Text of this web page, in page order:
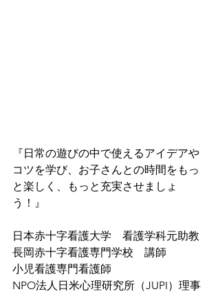
『日常の遊びの中で使えるアイデアや
コツを学び、お子さんとの時間をもっ
と楽しく、もっと充実させましょ
う！』
日本赤十字看護大学　看護学科元助教
長岡赤十字看護専門学校　講師
小児看護専門看護師
NPO法人日米心理研究所（JUPI）理事